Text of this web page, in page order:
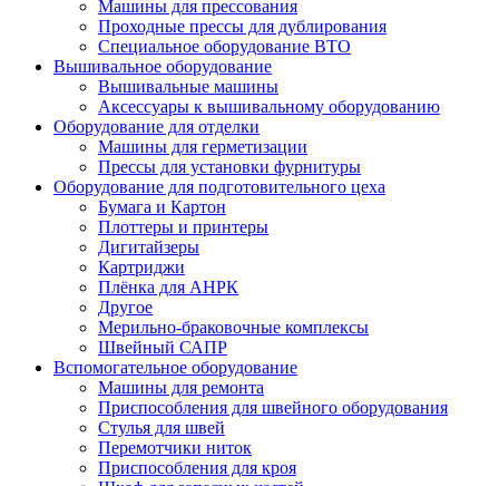
Машины для прессования
Проходные прессы для дублирования
Специальное оборудование ВТО
Вышивальное оборудование
Вышивальные машины
Аксессуары к вышивальному оборудованию
Оборудование для отделки
Машины для герметизации
Прессы для установки фурнитуры
Оборудование для подготовительного цеха
Бумага и Картон
Плоттеры и принтеры
Дигитайзеры
Картриджи
Плёнка для АНРК
Другое
Мерильно-браковочные комплексы
Швейный САПР
Вспомогательное оборудование
Машины для ремонта
Приспособления для швейного оборудования
Стулья для швей
Перемотчики ниток
Приспособления для кроя